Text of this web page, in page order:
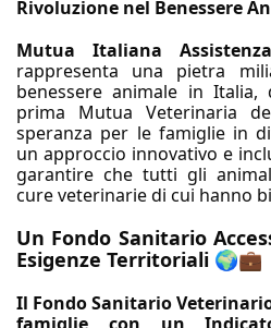
Rivoluzione nel Benessere
Mutua Italiana
rappresenta una pietra
benessere animale in Italia,
prima Mutua Veterinaria
speranza per le famiglie in
un approccio innovativo e
garantire che tutti gli
cure veterinarie di cui hanno
Un Fondo Sanitario
Esigenze Territoriali 🌍💼
Il Fondo Sanitario